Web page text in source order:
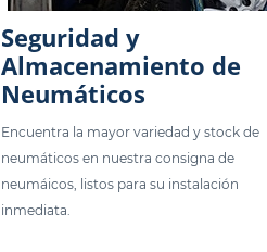
Seguridad y
Almacenamiento de
Neumáticos
Encuentra la mayor variedad y stock de
neumáticos en nuestra consigna de
neumáicos, listos para su instalación
inmediata.